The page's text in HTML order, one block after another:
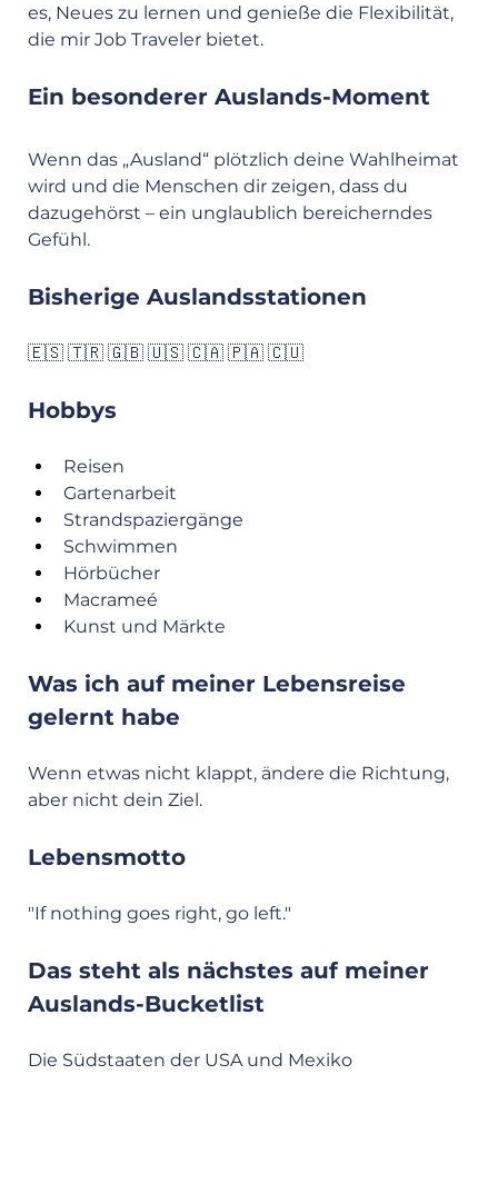
es, Neues zu lernen und genieße die Flexibilität,
die mir Job Traveler bietet.
Ein besonderer Auslands-Moment
Wenn das „Ausland“ plötzlich deine Wahlheimat
wird und die Menschen dir zeigen, dass du
dazugehörst – ein unglaublich bereicherndes
Gefühl.
Bisherige Auslandsstationen
🇪🇸 🇹🇷 🇬🇧 🇺🇸 🇨🇦 🇵🇦 🇨🇺
Hobbys
Reisen
Gartenarbeit
Strandspaziergänge
Schwimmen
Hörbücher
Macrameé
Kunst und Märkte
Was ich auf meiner Lebensreise
gelernt habe
Wenn etwas nicht klappt, ändere die Richtung,
aber nicht dein Ziel.
Lebensmotto
"If nothing goes right, go left."
Das steht als nächstes auf meiner
Auslands-Bucketlist
Die Südstaaten der USA und Mexiko